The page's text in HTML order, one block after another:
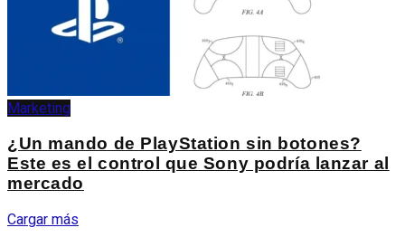
Marketing
¿Un mando de PlayStation sin botones?
Este es el control que Sony podría lanzar al
mercado
Cargar más